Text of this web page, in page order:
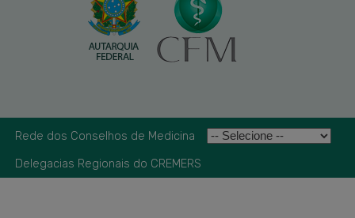
Rede dos Conselhos de Medicina
Delegacias Regionais do CREMERS